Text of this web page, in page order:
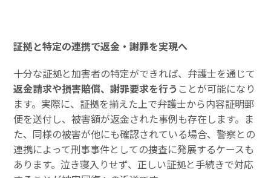
証拠と特定の連携で返金・謝罪を実現へ
十分な証拠と加害者の特定ができれば、弁護士を通じて
返金請求や損害賠償、謝罪要求を行う ことが可能になり
ます。実際に、証拠を揃えた上で弁護士から内容証明郵
便を送付し、被害額が返金された事例も存在します。ま
た、同様の被害が他にも確認されている場合、警察との
連携によって刑事事件としての捜査に発展するケースも
あります。泣き寝入りせず、正しい証拠と手続きで対応